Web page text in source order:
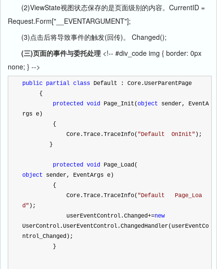
(2)ViewState视图状态保存的是页面级别的内容。CurrentID =
Request.Form["__EVENTARGUMENT"];
(3)点击后将导致事件的触发(回传)。 Changed();
(三)页面的事件与委托处理 <!-- #div_code img { border: 0px
none; } -->
public partial class Default : Core.UserParentPage
     {
protected void Page_Init(object sender, EventA
rgs e)
         {
             Core.Trace.TraceInfo(
"Default  OnInit" );
        }
protected void Page_Load(
object sender, EventArgs e)
         {
             Core.Trace.TraceInfo(
"Default   Page_Loa
d" );
             userEventControl.Changed
+=new
UserControl.UserEventControl.ChangedHandler(userEventCo
ntrol_Changed);
         }